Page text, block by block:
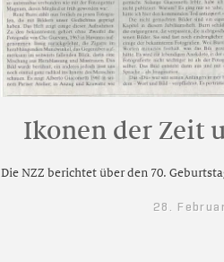
Ikonen der Zeit
Die NZZ berichtet über den 70.
28.